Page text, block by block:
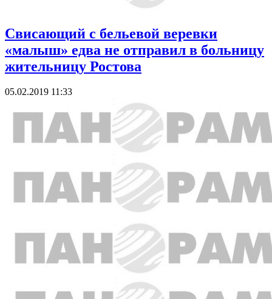
Свисающий с бельевой веревки
«малыш» едва не отправил в больницу
жительницу Ростова
05.02.2019 11:33